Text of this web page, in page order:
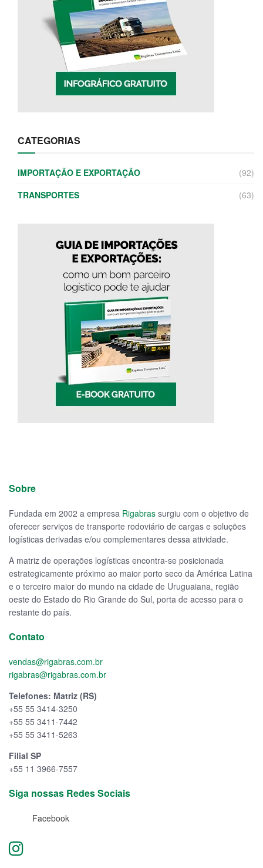
CATEGORIAS
IMPORTAÇÃO E EXPORTAÇÃO
(92)
TRANSPORTES
(63)
Sobre
Fundada em 2002 a empresa Rigabras surgiu com o objetivo de
oferecer serviços de transporte rodoviário de cargas e soluções
logísticas derivadas e/ou complementares dessa atividade.
A matriz de operações logísticas encontra-se posicionada
estrategicamente próximo ao maior porto seco da América Latina
e o terceiro maior do mundo na cidade de Uruguaiana, região
oeste do Estado do Rio Grande do Sul, porta de acesso para o
restante do país.
Contato
vendas@rigabras.com.br
rigabras@rigabras.com.br
Telefones: Matriz (RS)
+55 55 3414-3250
+55 55 3411-7442
+55 55 3411-5263
Filial SP
+55 11 3966-7557
Siga nossas Redes Sociais
Facebook